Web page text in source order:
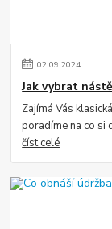
02.09.2024
Jak vybrat
Zajímá Vás
poradíme na co si
číst celé